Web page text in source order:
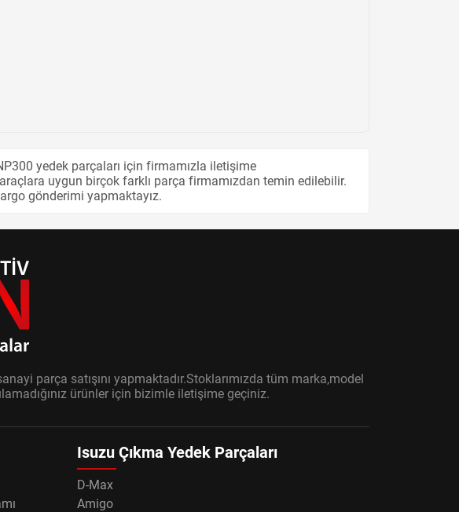
yedek parçaları için firmamızla iletişime
uygun birçok farklı parça firmamızdan temin edilebilir.
gönderimi yapmaktayız.
parça satışını yapmaktadır.Stoklarımızda tüm marka,model
ürünler için bizimle iletişime geçiniz.
Isuzu Çıkma Yedek Parçaları
D-Max
Amigo